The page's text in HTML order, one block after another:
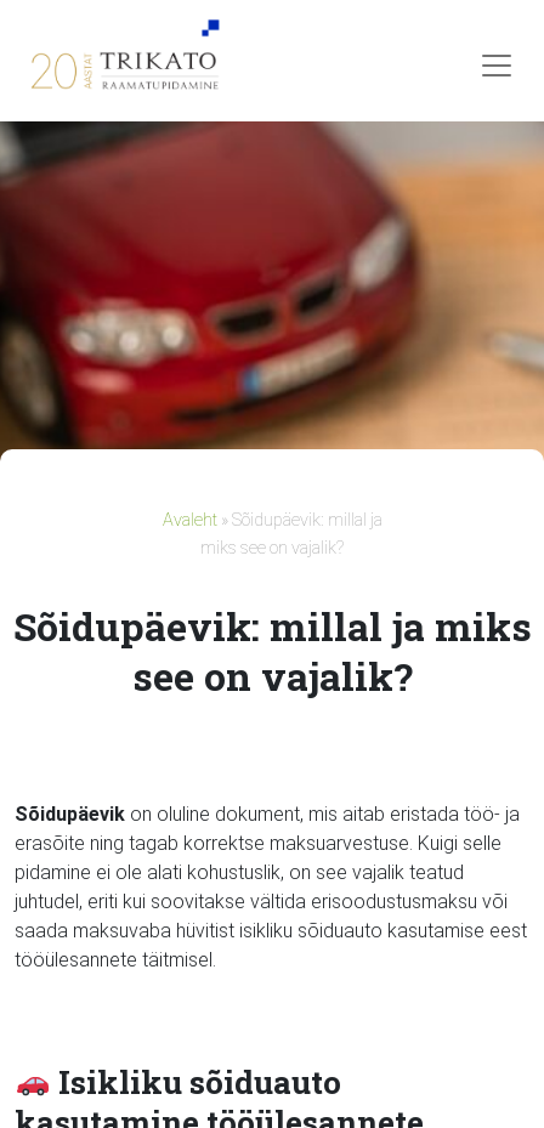
Avaleht»Sõidupäevik: millal ja
miks see on vajalik?
Sõidupäevik: millal ja miks
see on vajalik?
Sõidupäevik on oluline dokument, mis aitab eristada töö- ja
erasõite ning tagab korrektse maksuarvestuse. Kuigi selle
pidamine ei ole alati kohustuslik, on see vajalik teatud
juhtudel, eriti kui soovitakse vältida erisoodustusmaksu või
saada maksuvaba hüvitist isikliku sõiduauto kasutamise eest
tööülesannete täitmisel.
Isikliku sõiduauto